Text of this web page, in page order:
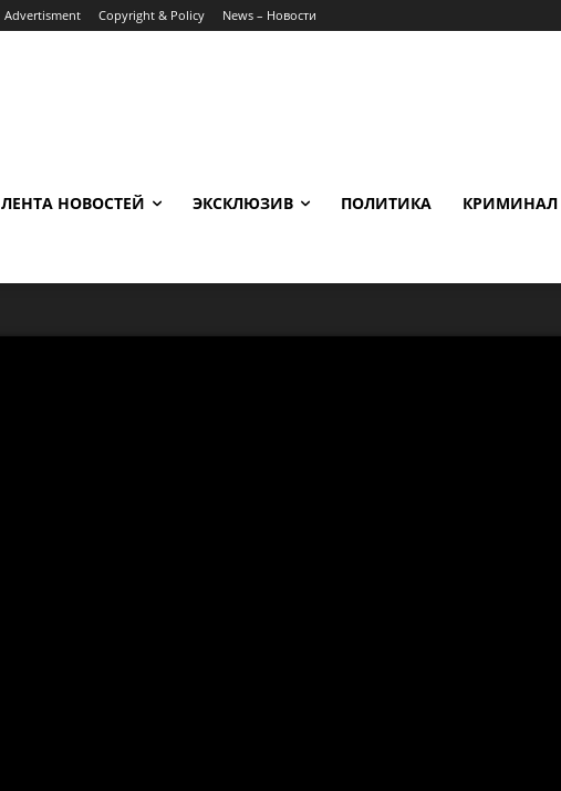
Advertisment Copyright & Policy News – Новости
ЛЕНТА НОВОСТЕЙ ЭКСКЛЮЗИВ ПОЛИТИКА КРИМИНАЛ